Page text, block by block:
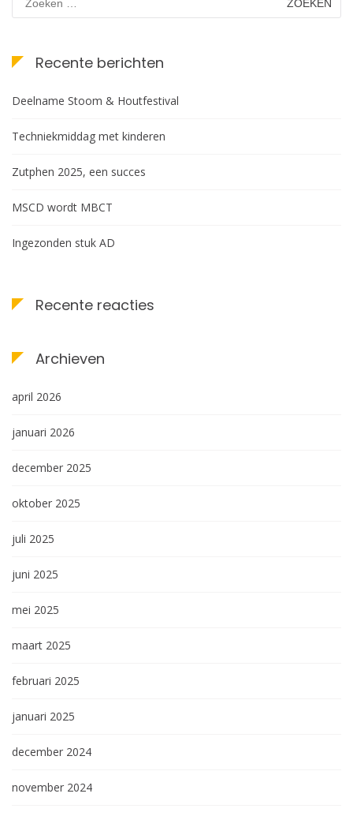
naar:
Recente berichten
Deelname Stoom & Houtfestival
Techniekmiddag met kinderen
Zutphen 2025, een succes
MSCD wordt MBCT
Ingezonden stuk AD
Recente reacties
Archieven
april 2026
januari 2026
december 2025
oktober 2025
juli 2025
juni 2025
mei 2025
maart 2025
februari 2025
januari 2025
december 2024
november 2024